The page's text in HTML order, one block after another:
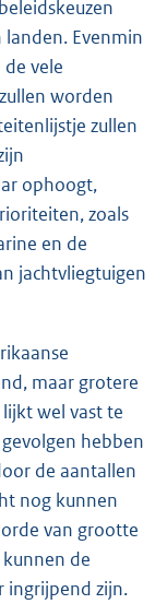
Evenmin
vele
worden
zullen
ophoogt,
zoals
en de
jachtvliegtuigen
maar grotere
wel vast te
hebben
de aantallen
nog kunnen
van grootte
de
ingrijpend zijn.